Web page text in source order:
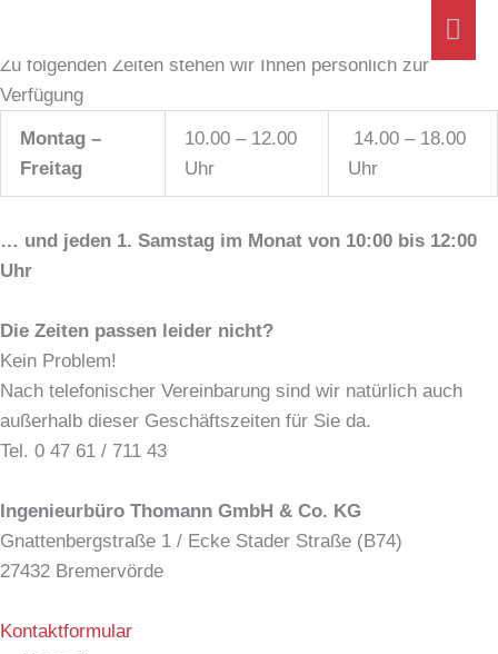
springen
Zu folgenden Zeiten stehen wir Ihnen persönlich zur
Verfügung
Montag –
Freitag
10.00 – 12.00
Uhr
14.00 – 18.00
Uhr
… und jeden 1. Samstag im Monat von 10:00 bis 12:00
Uhr
Die Zeiten passen leider nicht?
Kein Problem!
Nach telefonischer Vereinbarung sind wir natürlich auch
außerhalb dieser Geschäftszeiten für Sie da.
Tel. 0 47 61 / 711 43
Ingenieurbüro Thomann GmbH & Co. KG
Gnattenbergstraße 1 / Ecke Stader Straße (B74)
27432 Bremervörde
Kontaktformular